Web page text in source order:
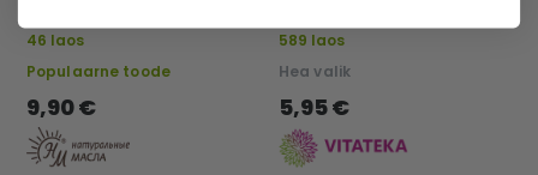
46 laos
Populaarne toode
9,90 €
589 laos
Hea valik
5,95 €